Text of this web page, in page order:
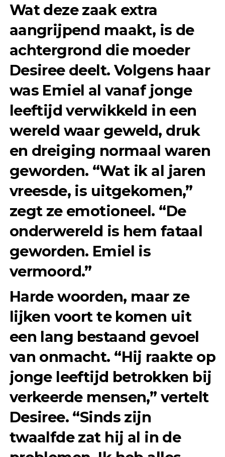
Wat deze zaak extra
aangrijpend maakt, is de
achtergrond die moeder
Desiree deelt. Volgens haar
was Emiel al vanaf jonge
leeftijd verwikkeld in een
wereld waar geweld, druk
en dreiging normaal waren
geworden. “Wat ik al jaren
vreesde, is uitgekomen,”
zegt ze emotioneel. “De
onderwereld is hem fataal
geworden. Emiel is
vermoord.”
Harde woorden, maar ze
lijken voort te komen uit
een lang bestaand gevoel
van onmacht. “Hij raakte op
jonge leeftijd betrokken bij
verkeerde mensen,” vertelt
Desiree. “Sinds zijn
twaalfde zat hij al in de